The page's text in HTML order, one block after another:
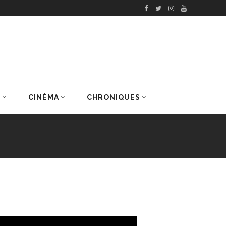
CINÉMA CHRONIQUES
DERNIERS ARTICLES